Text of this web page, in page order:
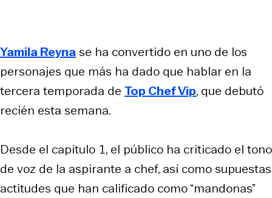
Yamila Reynase ha convertido en uno de los
personajes que más ha dado que hablar en la
tercera temporada de Top Chef Vip, que debutó
recién esta semana.
Desde el capítulo 1, el público ha criticado el tono
de voz de la aspirante a chef, así como supuestas
actitudes que han calificado como “mandonas”